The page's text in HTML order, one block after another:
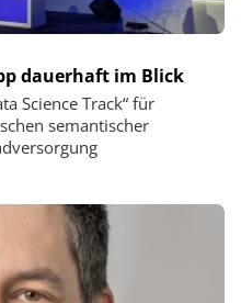
dauerhaft im Blick
Science Track“ für
semantischer